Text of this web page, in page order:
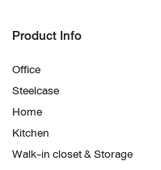
Product Info
Office
Steelcase
Home
Kitchen
Walk-in closet & Storage